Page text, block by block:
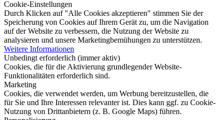
Cookie-Einstellungen
Durch Klicken auf "Alle Cookies akzeptieren" stimmen Sie der
Speicherung von Cookies auf Ihrem Gerät zu, um die Navigation
auf der Website zu verbessern, die Nutzung der Website zu
analysieren und unsere Marketingbemühungen zu unterstützen.
Weitere Informationen
Unbedingt erforderlich (immer aktiv)
Cookies, die für die Aktivierung grundlegender Website-
Funktionalitäten erforderlich sind.
Marketing
Cookies, die verwendet werden, um Werbung bereitzustellen, die
für Sie und Ihre Interessen relevanter ist. Dies kann ggf. zu Cookie-
Nutzung von Drittanbietern (z. B. Google Maps) führen.